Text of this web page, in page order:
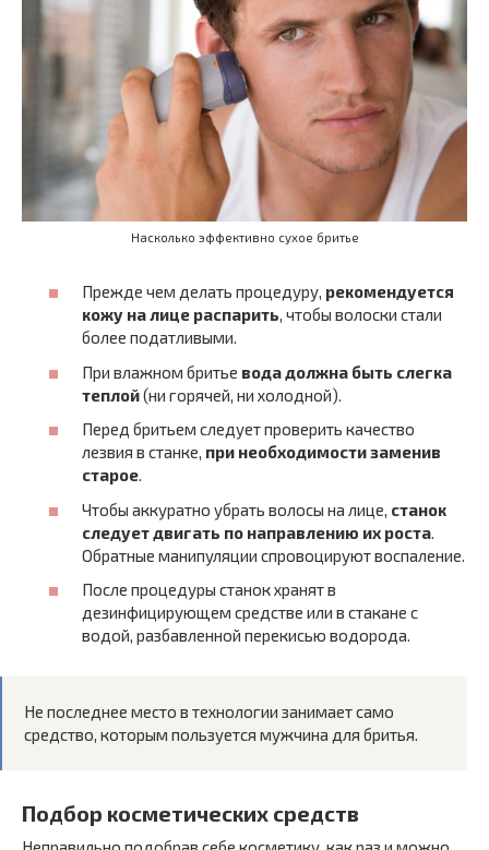
Насколько эффективно сухое бритье
Прежде чем делать процедуру, рекомендуется
кожу на лице распарить, чтобы волоски стали
более податливыми.
При влажном бритье вода должна быть слегка
теплой(ни горячей, ни холодной).
Перед бритьем следует проверить качество
лезвия в станке, при необходимости заменив
старое.
Чтобы аккуратно убрать волосы на лице, станок
следует двигать по направлению их роста
Обратные манипуляции спровоцируют воспаление.
После процедуры станок хранят в
дезинфицирующем средстве или в стакане с
водой, разбавленной перекисью водорода.
Не последнее место в технологии занимает само
средство, которым пользуется мужчина для бритья.
Подбор косметических средств